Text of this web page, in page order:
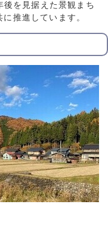
を見据えた景観まち
推進しています。